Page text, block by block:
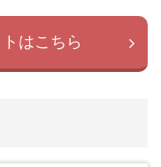
はこちら